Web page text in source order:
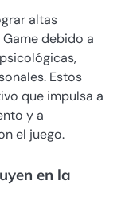
altas
debido a
Estos
que impulsa a
y a
el juego.
en la